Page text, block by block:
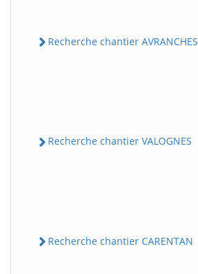
Recherche chantier AVRANCHES
Recherche chantier VALOGNES
Recherche chantier CARENTAN